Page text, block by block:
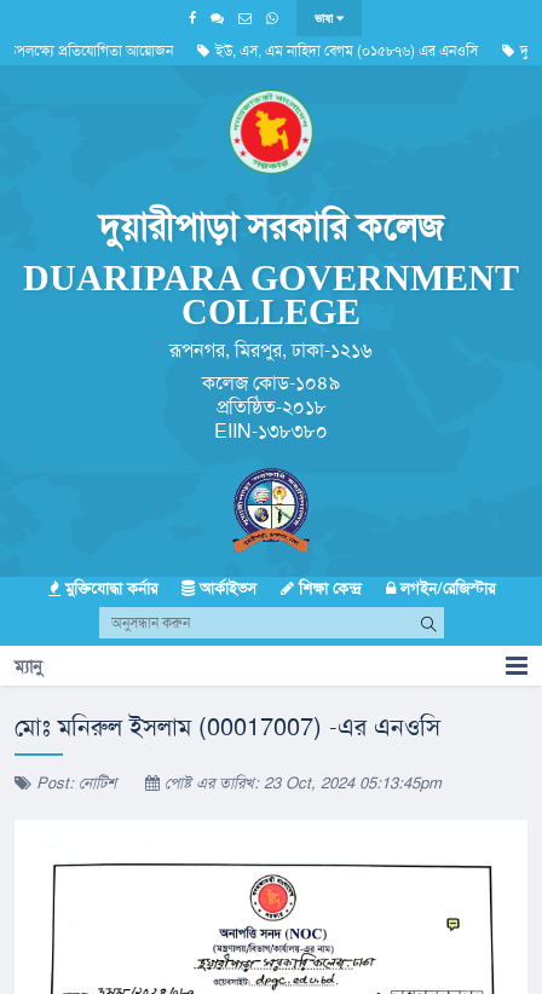
প্রতিযোগিতা আয়োজন ইউ, এস, এম নাহিদা বেগম (০১৫৮৭৬) এর এনওসি
ভাষা
দুয়ারীপাড়া সরকারি কলেজ
DUARIPARA GOVERNMENT
COLLEGE
রূপনগর, মিরপুর, ঢাকা-১২১৬
কলেজ কোড-১০৪৯
প্রতিষ্ঠিত-২০১৮
EIIN-১৩৮৩৮০
মুক্তিযোদ্ধা কর্নার আর্কাইভস শিক্ষা কেন্দ্র লগইন/রেজিস্টার
ম্যানু
মোঃ মনিরুল ইসলাম (00017007) -এর এনওসি
Post: নোটিশ পোষ্ট এর তারিখ: 23 Oct, 2024 05:13:45pm